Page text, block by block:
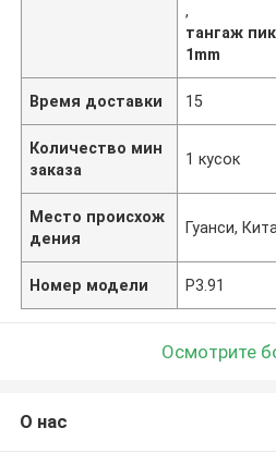
,
тангаж
1mm
Время доставки 15
Количество мин
заказа
1 кусок
Место происхож
дения
Гуанси,
Номер модели P3.91
Осмотрите
О нас